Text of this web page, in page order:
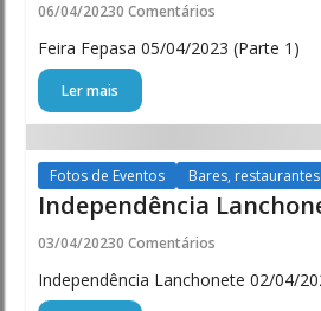
06/04/20230 Comentários
Feira Fepasa 05/04/2023 (Parte 1)
Ler mais
Fotos de Eventos Bares,
Independência
03/04/20230 Comentários
Independência Lanchonete 02/04/